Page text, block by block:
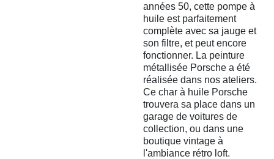
années 50, cette pompe à
huile est parfaitement
complète avec sa jauge et
son filtre, et peut encore
fonctionner. La peinture
métallisée Porsche a été
réalisée dans nos ateliers.
Ce char à huile Porsche
trouvera sa place dans un
garage de voitures de
collection, ou dans une
boutique vintage à
l'ambiance rétro loft.